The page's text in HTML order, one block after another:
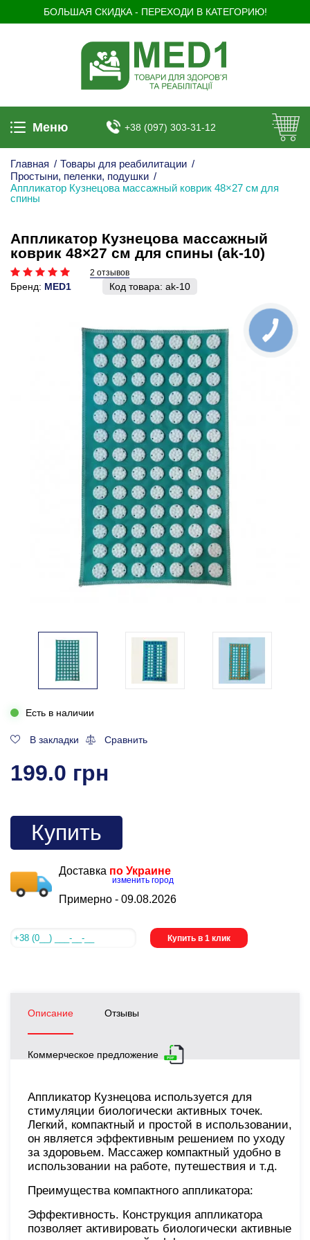
БОЛЬШАЯ СКИДКА - ПЕРЕХОДИ В КАТЕГОРИЮ!
Меню +38 (097) 303-31-12
Главная / Товары для реабилитации /
Простыни, пеленки, подушки /
Аппликатор Кузнецова массажный коврик 48×27 см для
спины
Аппликатор Кузнецова массажный
коврик 48×27 см для спины (ak-10)
2 отзывов
Бренд: MED1 Код товара: ak-10
Есть в наличии
В закладки Сравнить
199.0 грн
Купить
Доставка по Украине
изменить город
Примерно - 09.08.2026
Купить в 1 клик
Описание Отзывы
Коммерческое предложение
Аппликатор Кузнецова используется для
стимуляции биологически активных точек.
Легкий, компактный и простой в использовании,
он является эффективным решением по уходу
за здоровьем. Массажер компактный удобно в
использовании на работе, путешествия и т.д.
Преимущества компактного аппликатора:
Эффективность. Конструкция аппликатора
позволяет активировать биологически активные